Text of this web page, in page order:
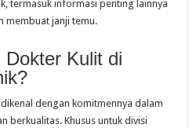
termasuk informasi penting lainnya
membuat janji temu.
Dokter Kulit di
dengan komitmennya dalam
berkualitas. Khusus untuk divisi